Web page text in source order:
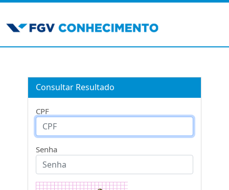
Consultar Resultado
CPF
Senha